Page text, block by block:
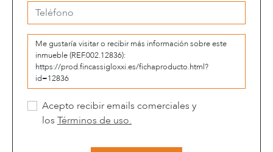
Acepto recibir emails comerciales y
los Términos de uso.